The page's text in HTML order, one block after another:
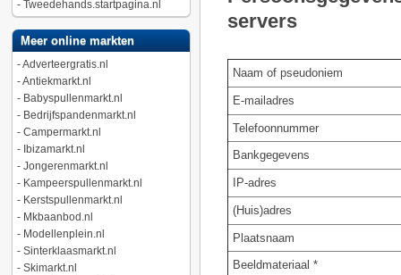
- Tweedehands.startpagina.nl
Meer online markten
-Adverteergratis.nl
-Antiekmarkt.nl
- Babyspullenmarkt.nl
- Bedrijfspandenmarkt.nl
- Campermarkt.nl
- Ibizamarkt.nl
- Jongerenmarkt.nl
- Kampeerspullenmarkt.nl
- Kerstspullenmarkt.nl
- Mkbaanbod.nl
- Modellenplein.nl
- Sinterklaasmarkt.nl
- Skimarkt.nl
servers
Naam of pseudoniem
E-mailadres
Telefoonnummer
Bankgegevens
IP-adres
(Huis)adres
Plaatsnaam
Beeldmateriaal *